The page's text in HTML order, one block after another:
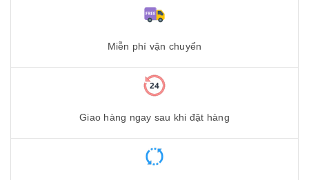
Miễn phí vận chuyển
Giao hàng ngay sau khi đặt hàng